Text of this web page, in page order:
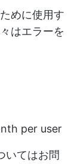
めに使用す
はエラーを
per user
いてはお問